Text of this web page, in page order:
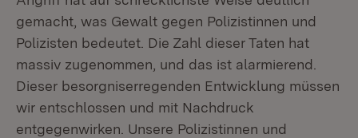
gemacht, was Gewalt gegen Polizistinnen und
Polizisten bedeutet. Die Zahl dieser Taten hat
massiv zugenommen, und das ist alarmierend.
Dieser besorgniserregenden Entwicklung müssen
wir entschlossen und mit Nachdruck
entgegenwirken. Unsere Polizistinnen und